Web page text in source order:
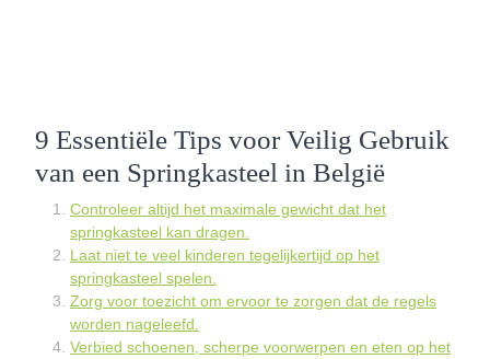
9 Essentiële Tips voor Veilig Gebruik
van een Springkasteel in België
Controleer altijd het maximale gewicht dat het
springkasteel kan dragen.
Laat niet te veel kinderen tegelijkertijd op het
springkasteel spelen.
Zorg voor toezicht om ervoor te zorgen dat de regels
worden nageleefd.
Verbied schoenen, scherpe voorwerpen en eten op het